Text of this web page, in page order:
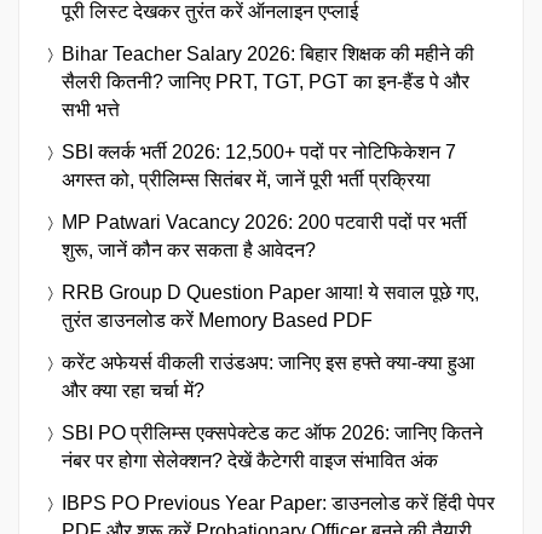
पूरी लिस्ट देखकर तुरंत करें ऑनलाइन एप्लाई
Bihar Teacher Salary 2026: बिहार शिक्षक की महीने की
सैलरी कितनी? जानिए PRT, TGT, PGT का इन-हैंड पे और
सभी भत्ते
SBI क्लर्क भर्ती 2026: 12,500+ पदों पर नोटिफिकेशन 7
अगस्त को, प्रीलिम्स सितंबर में, जानें पूरी भर्ती प्रक्रिया
MP Patwari Vacancy 2026: 200 पटवारी पदों पर भर्ती
शुरू, जानें कौन कर सकता है आवेदन?
RRB Group D Question Paper आया! ये सवाल पूछे गए,
तुरंत डाउनलोड करें Memory Based PDF
करेंट अफेयर्स वीकली राउंडअप: जानिए इस हफ्ते क्या-क्या हुआ
और क्या रहा चर्चा में?
SBI PO प्रीलिम्स एक्सपेक्टेड कट ऑफ 2026: जानिए कितने
नंबर पर होगा सेलेक्शन? देखें कैटेगरी वाइज संभावित अंक
IBPS PO Previous Year Paper: डाउनलोड करें हिंदी पेपर